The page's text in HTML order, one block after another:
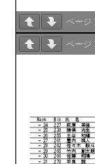
ページ
ページ